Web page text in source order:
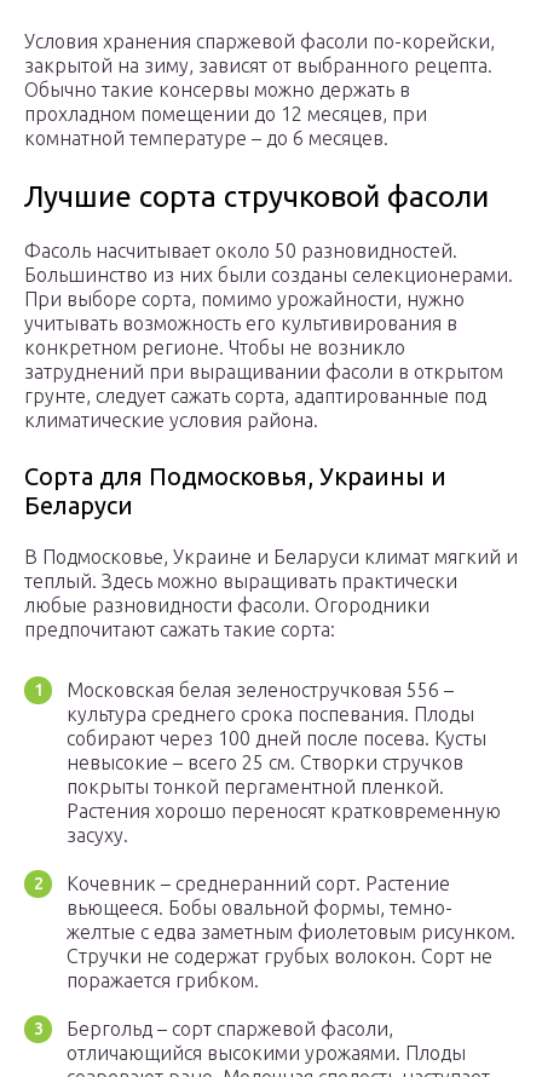
Условия хранения спаржевой фасоли по-корейски,
закрытой на зиму, зависят от выбранного рецепта.
Обычно такие консервы можно держать в
прохладном помещении до 12 месяцев, при
комнатной температуре – до 6 месяцев.
Лучшие сорта стручковой фасоли
Фасоль насчитывает около 50 разновидностей.
Большинство из них были созданы селекционерами.
При выборе сорта, помимо урожайности, нужно
учитывать возможность его культивирования в
конкретном регионе. Чтобы не возникло
затруднений при выращивании фасоли в открытом
грунте, следует сажать сорта, адаптированные под
климатические условия района.
Сорта для Подмосковья, Украины и
Беларуси
В Подмосковье, Украине и Беларуси климат мягкий и
теплый. Здесь можно выращивать практически
любые разновидности фасоли. Огородники
предпочитают сажать такие сорта:
Московская белая зеленостручковая 556 –
культура среднего срока поспевания. Плоды
собирают через 100 дней после посева. Кусты
невысокие – всего 25 см. Створки стручков
покрыты тонкой пергаментной пленкой.
Растения хорошо переносят кратковременную
засуху.
Кочевник – среднеранний сорт. Растение
вьющееся. Бобы овальной формы, темно-
желтые с едва заметным фиолетовым рисунком.
Стручки не содержат грубых волокон. Сорт не
поражается грибком.
Бергольд – сорт спаржевой фасоли,
отличающийся высокими урожаями. Плоды